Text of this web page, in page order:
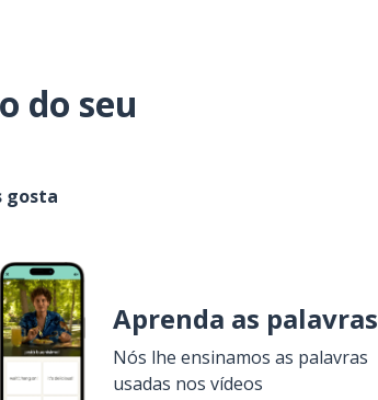
do seu
gosta
Aprenda as palavras
Nós lhe ensinamos as palavras
usadas nos vídeos